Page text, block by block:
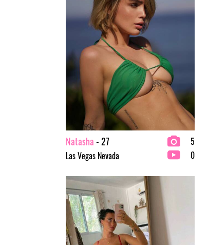
Natasha- 27
Las Vegas Nevada
5
0